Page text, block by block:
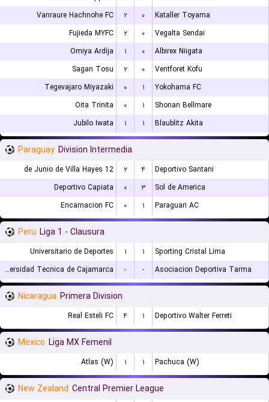
Vanraure Hachnohe FC
۲ ۰
Kataller Toyama
Fujieda MYFC
۲ ۰
Vegalta Sendai
Omiya Ardija
۱ ۰
Albirex Niigata
Sagan Tosu
۲ ۰
Ventforet Kofu
Tegevajaro Miyazaki
۰ ۱
Yokohama FC
Oita Trinita
۰ ۱
Shonan Bellmare
Jubilo Iwata
۱ ۱ Blaublitz Akita
Paraguay Division Intermedia
12 de Junio de Villa Hayes ۲ ۴
Deportivo Santani
Deportivo Capiata
۰ ۳
Sol de America
Encarnacion FC
۰ ۱ Paraguari AC
Peru Liga 1 - Clausura
Universitario de Deportes ۱ ۱
Sporting Cristal Lima
Universidad Tecnica de Cajamarca
- - Asociacion Deportiva Tarma
Nicaragua Primera Division
Real Esteli FC ۴ ۱ Deportivo Walter Ferreti
Mexico Liga MX Femenil
Atlas (W) ۱ ۱ Pachuca (W)
New Zealand Central Premier League